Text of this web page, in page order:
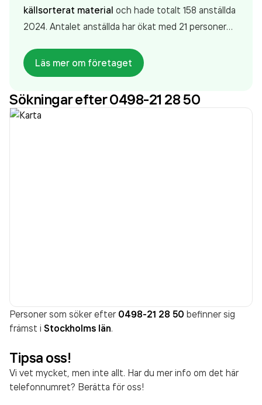
källsorterat material och hade totalt 158 anställda
2024. Antalet anställda har ökat med 21 personer
företaget. Bolaget är ett aktiebolag som varit aktivt
sedan 1972. Skrotfragomsatte
1 642 183 000,00 kr senaste räkenskapsåret
(2024).
Läs mer om företaget
Sökningar efter 0498-21 28 50
Personer som söker efter 0498-21 28 50 befinner sig
främst i Stockholms län.
Tipsa oss!
Vi vet mycket, men inte allt. Har du mer info om det här
telefonnumret? Berätta för oss!